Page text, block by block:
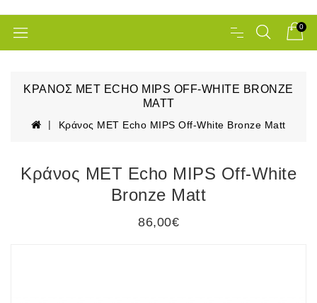
0
ΚΡΆΝΟΣ MET ECHO MIPS OFF-WHITE BRONZE
MATT
Κράνος MET Echo MIPS Off-White Bronze Matt
Κράνος MET Echo MIPS Off-White
Bronze Matt
86,00€